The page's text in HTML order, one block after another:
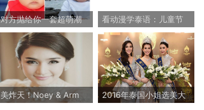
对方抛给你一套超萌潮
流表情包，你接还是不
看动漫学泰语：儿童节
快乐
美炸天！Noey & Arm
2016年泰国小姐选美大